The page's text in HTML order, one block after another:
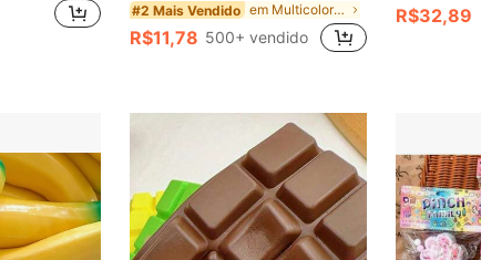
#2 Mais Vendido em Multicolorido Brinquedos de apertar para adoles
R$11,78 500+ vendido
R$32,89